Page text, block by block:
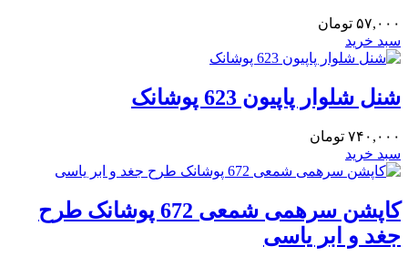
۵۷,۰۰۰ تومان
سبد خرید
شنل شلوار پاپیون 623 پوشانک
۷۴۰,۰۰۰ تومان
سبد خرید
کاپشن سرهمی شمعی 672 پوشانک طرح
جغد و ابر یاسی